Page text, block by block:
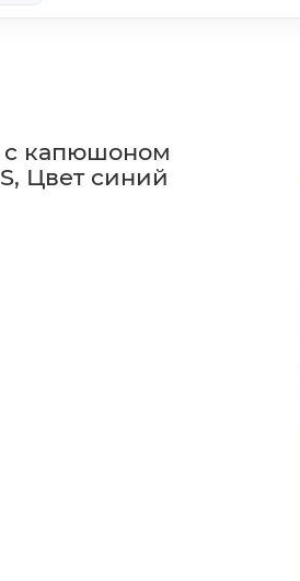
с капюшоном
Цвет синий